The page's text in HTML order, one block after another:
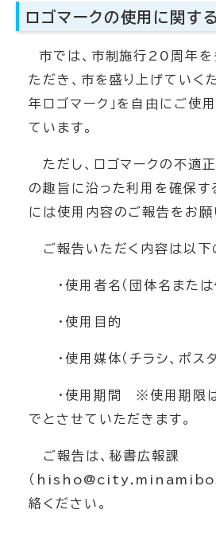
ロゴマークの使用に関す
市では、市制施行20周年を
ただき、市を盛り上げていく
年ロゴマーク」を自由にご使
ています。
ただし、ロゴマークの不適
の趣旨に沿った利用を確保す
には使用内容のご報告をお願
ご報告いただく内容は以下
・使用者名（団体名または
・使用目的
・使用媒体（チラシ、ポスタ
・使用期間 ※使用期限は
でとさせていただきます。
ご報告は、秘書広報課
（
絡ください。